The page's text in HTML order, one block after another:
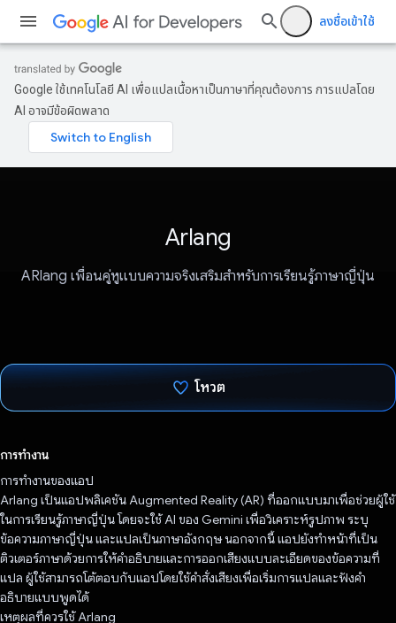
ลงชื่อเข้าใช้
Google ใช้เทคโนโลยี AI เพื่อแปลเนื้อหาเป็นภาษาที่คุณต้องการ การแปลโดย
AI อาจมีข้อผิดพลาด
Arlang
ARlang เพื่อนคู่หูแบบความจริงเสริมสำหรับการเรียนรู้ภาษาญี่ปุ่น
โหวต
การทำงาน
การทำงานของแอป
Arlang เป็นแอปพลิเคชัน Augmented Reality (AR) ที่ออกแบบมาเพื่อช่วยผู้ใช้
ในการเรียนรู้ภาษาญี่ปุ่น โดยจะใช้ AI ของ Gemini เพื่อวิเคราะห์รูปภาพ ระบุ
ข้อความภาษาญี่ปุ่น และแปลเป็นภาษาอังกฤษ นอกจากนี้ แอปยังทำหน้าที่เป็น
ติวเตอร์ภาษาด้วยการให้คำอธิบายและการออกเสียงแบบละเอียดของข้อความที่
แปล ผู้ใช้สามารถโต้ตอบกับแอปโดยใช้คำสั่งเสียงเพื่อเริ่มการแปลและฟังคำ
อธิบายแบบพูดได้
เหตุผลที่ควรใช้ Arlang